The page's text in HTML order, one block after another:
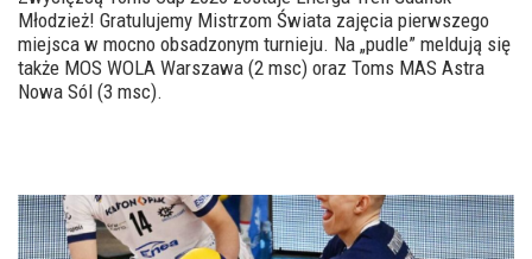
Młodzież! Gratulujemy Mistrzom Świata zajęcia pierwszego
miejsca w mocno obsadzonym turnieju. Na „pudle” meldują się
także MOS WOLA Warszawa (2 msc) oraz Toms MAS Astra
Nowa Sól (3 msc).